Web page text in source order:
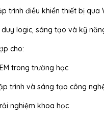
trình điều khiển thiết bị qua
logic, sáng tạo và kỹ
cho:
trong trường học
trình và sáng tạo công
nghiệm khoa học